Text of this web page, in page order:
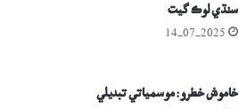
سنڌي لوڪ گيت
14-07-2025
خاموش خطرو: موسمياتي تبديلي